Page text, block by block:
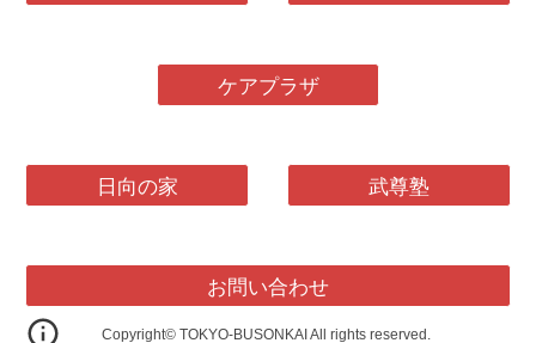
ケアプラザ
日向の家 武尊塾
お問い合わせ
Copyright© TOKYO-BUSONKAI All rights reserved.